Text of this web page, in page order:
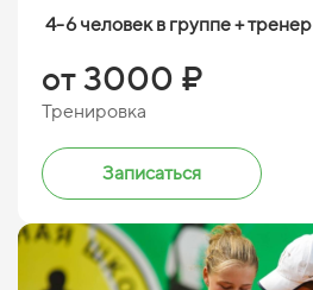
4-6 человек в группе + тренер
от 3000 ₽
Тренировка
Записаться